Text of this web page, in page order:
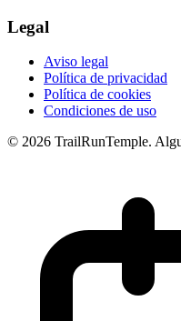
Legal
Aviso legal
Política de privacidad
Política de cookies
Condiciones de uso
© 2026 TrailRunTemple.